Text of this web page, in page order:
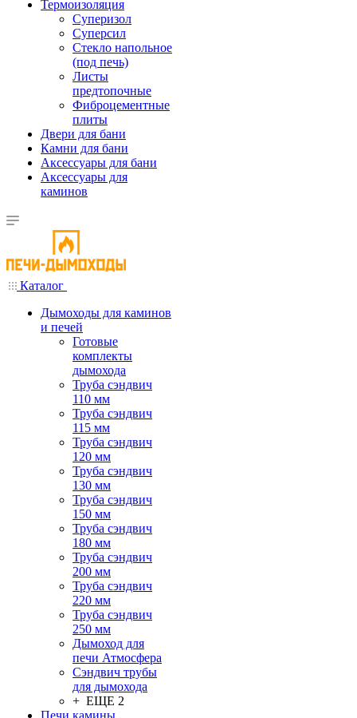
Термоизоляция
Суперизол
Суперсил
Стекло напольное
(под печь)
Листы
предтопочные
Фиброцементные
плиты
Двери для бани
Камни для бани
Аксессуары для бани
Аксессуары для
каминов
Каталог
Дымоходы для каминов
и печей
Готовые
комплекты
дымохода
Труба сэндвич
110 мм
Труба сэндвич
115 мм
Труба сэндвич
120 мм
Труба сэндвич
130 мм
Труба сэндвич
150 мм
Труба сэндвич
180 мм
Труба сэндвич
200 мм
Труба сэндвич
220 мм
Труба сэндвич
250 мм
Дымоход для
печи Атмосфера
Сэндвич трубы
для дымохода
+ ЕЩЕ 2
Печи камины